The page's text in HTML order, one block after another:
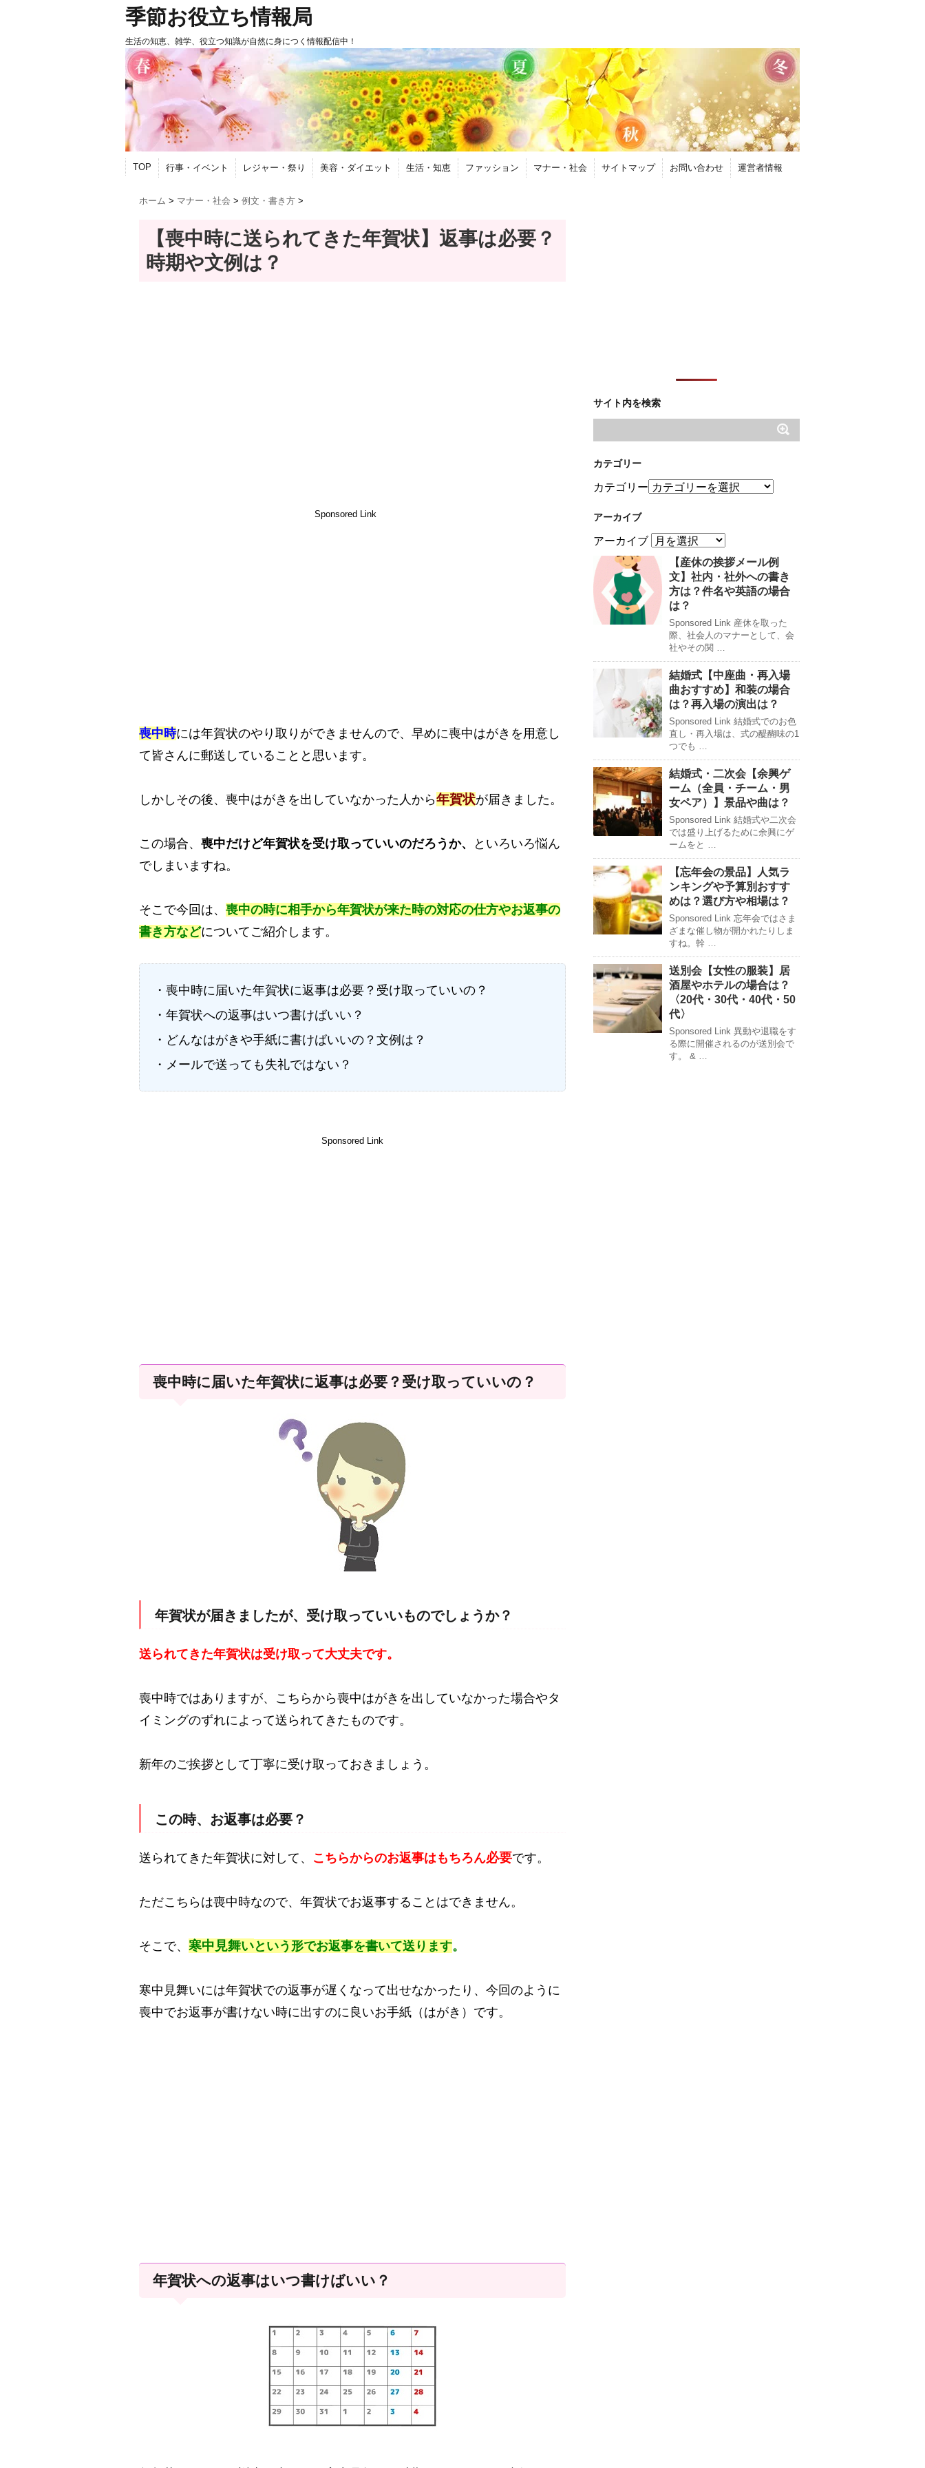
季節お役立ち情報局
生活の知恵、雑学、役立つ知識が自然に身につく情報配信中！
TOP 行事・イベント レジャー・祭り 美容・ダイエット 生活・知恵 ファッション マナー・社会 サイトマップ お問い合わせ 運営者情報
ホーム > マナー・社会 > 例文・書き方 >
【喪中時に送られてきた年賀状】返事は必要？
時期や文例は？
Sponsored Link
喪中時には年賀状のやり取りができませんので、早めに喪中はがきを用意し
て皆さんに郵送していることと思います。
しかしその後、喪中はがきを出していなかった人から年賀状が届きました。
この場合、 喪中だけど年賀状を受け取っていいのだろうか、
といろいろ悩ん
でしまいますね。
そこで今回は、 喪中の時に相手から年賀状が来た時の対応の仕方やお返事の
書き方などについてご紹介します。
・喪中時に届いた年賀状に返事は必要？受け取っていいの？
・年賀状への返事はいつ書けばいい？
・どんなはがきや手紙に書けばいいの？文例は？
・メールで送っても失礼ではない？
Sponsored Link
喪中時に届いた年賀状に返事は必要？受け取っていいの？
年賀状が届きましたが、受け取っていいものでしょうか？
送られてきた年賀状は受け取って大丈夫です。
喪中時ではありますが、こちらから喪中はがきを出していなかった場合やタ
イミングのずれによって送られてきたものです。
新年のご挨拶として丁寧に受け取っておきましょう。
この時、お返事は必要？
送られてきた年賀状に対して、 こちらからのお返事はもちろん必要です。
ただこちらは喪中時なので、年賀状でお返事することはできません。
そこで、 寒中見舞いという形でお返事を書いて送ります。
寒中見舞いには年賀状での返事が遅くなって出せなかったり、今回のように
喪中でお返事が書けない時に出すのに良いお手紙（はがき）です。
年賀状への返事はいつ書けばいい？
サイト内を検索
カテゴリー
カテゴリー
アーカイブ
アーカイブ
【産休の挨拶メール例
文】社内・社外への書き
方は？件名や英語の場合
は？
Sponsored Link 産休を取った
際、社会人のマナーとして、会
社やその関 …
結婚式【中座曲・再入場
曲おすすめ】和装の場合
は？再入場の演出は？
Sponsored Link 結婚式でのお色
直し・再入場は、式の醍醐味の1
つでも …
結婚式・二次会【余興ゲ
ーム（全員・チーム・男
女ペア）】景品や曲は？
Sponsored Link 結婚式や二次会
では盛り上げるために余興にゲ
ームをと …
【忘年会の景品】人気ラ
ンキングや予算別おすす
めは？選び方や相場は？
Sponsored Link 忘年会ではさま
ざまな催し物が開かれたりしま
すね。幹 …
送別会【女性の服装】居
酒屋やホテルの場合は？
〈20代・30代・40代・50
代〉
Sponsored Link 異動や退職をす
る際に開催されるのが送別会で
す。 & …